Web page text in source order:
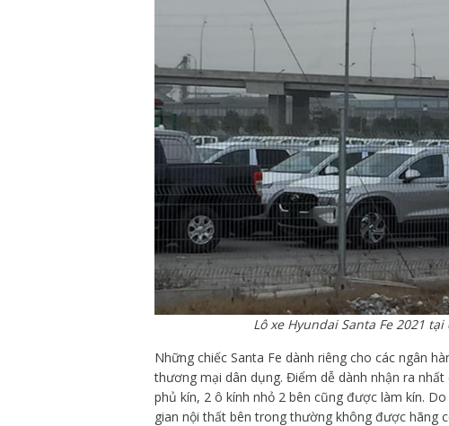
Lô xe Hyundai Santa Fe 2021
Những chiếc Santa Fe dành riêng cho các ngân
thương mại dân dụng. Điểm dễ dành nhận ra
phủ kín, 2 ô kính nhỏ 2 bên cũng được làm kín.
gian nội thất bên trong thường không được hãng